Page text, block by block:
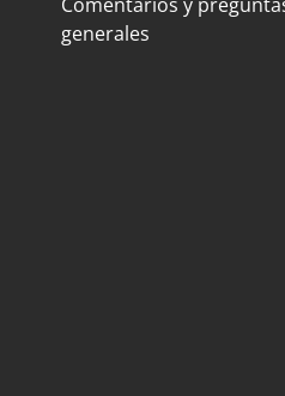
generales